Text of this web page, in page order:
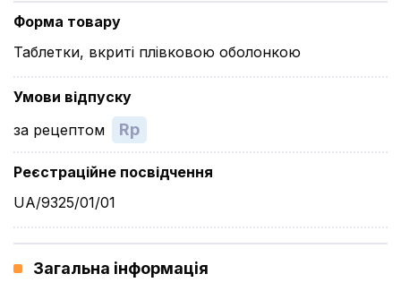
Форма товару
Таблетки, вкриті плівковою оболонкою
Умови відпуску
за рецептом
Rp
Реєстраційне посвідчення
UA/9325/01/01
Загальна інформація